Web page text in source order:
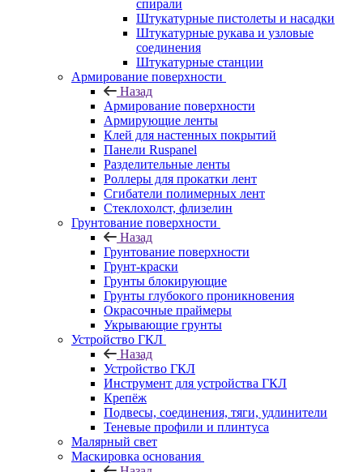
спирали
Штукатурные пистолеты и насадки
Штукатурные рукава и узловые
соединения
Штукатурные станции
Армирование поверхности
Назад
Армирование поверхности
Армирующие ленты
Клей для настенных покрытий
Панели Ruspanel
Разделительные ленты
Роллеры для прокатки лент
Сгибатели полимерных лент
Стеклохолст, флизелин
Грунтование поверхности
Назад
Грунтование поверхности
Грунт-краски
Грунты блокирующие
Грунты глубокого проникновения
Окрасочные праймеры
Укрывающие грунты
Устройство ГКЛ
Назад
Устройство ГКЛ
Инструмент для устройства ГКЛ
Крепёж
Подвесы, соединения, тяги, удлинители
Теневые профили и плинтуса
Малярный свет
Маскировка основания